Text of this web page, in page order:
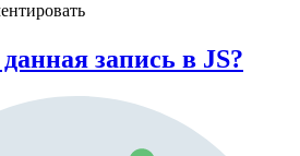
запись в JS?